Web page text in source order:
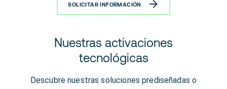
SOLICITAR INFORMACIÓN
Nuestras activaciones
tecnológicas
Descubre nuestras soluciones prediseñadas o